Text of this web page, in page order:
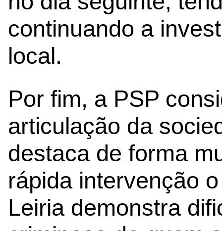
continuando a
local.
Por fim, a PSP
articulação da
destaca de forma
rápida intervenção
Leiria demonstra